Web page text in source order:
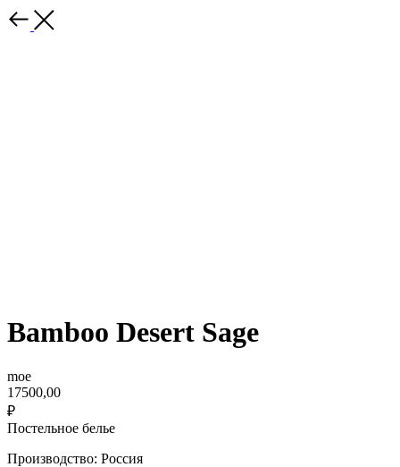
Bamboo Desert Sage
moe
17500,00
₽
Постельное белье
Производство: Россия